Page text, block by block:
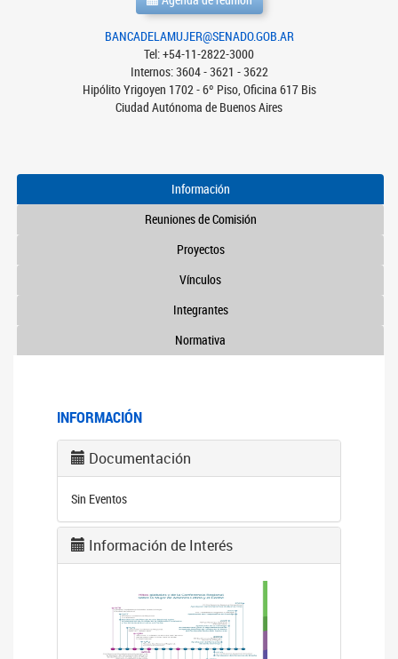
BANCADELAMUJER@SENADO.GOB.AR
Tel: +54-11-2822-3000
Internos: 3604 - 3621 - 3622
Hipólito Yrigoyen 1702 - 6º Piso, Oficina 617 Bis
Ciudad Autónoma de Buenos Aires
Información
Reuniones de Comisión
Proyectos
Vínculos
Integrantes
Normativa
INFORMACIÓN
Documentación
Sin Eventos
Información de Interés